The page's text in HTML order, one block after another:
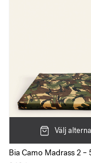
Välj
Bia Camo Madrass 2 –